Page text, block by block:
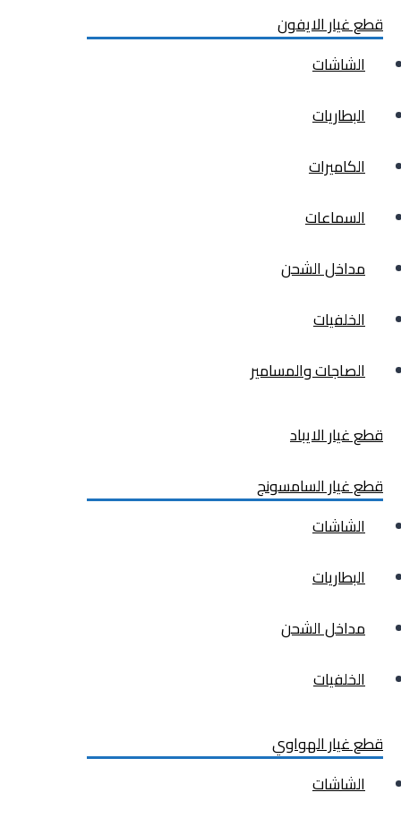
قطع غيار الايفون
الشاشات
البطاريات
الكاميرات
السماعات
مداخل الشحن
الخلفيات
الصاجات والمسامير
قطع غيار الايباد
قطع غيار السامسونج
الشاشات
البطاريات
مداخل الشحن
الخلفيات
قطع غيار الهواوي
الشاشات